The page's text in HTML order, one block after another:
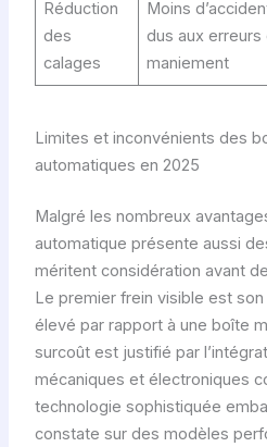
Réduction
des
calages
Moins
dus aux erreurs
maniement
Limites et inconvénients des
automatiques en 2025
Malgré les nombreux
automatique présente aussi
méritent considération avant
Le premier frein visible est son
élevé par rapport à une boîte
surcoût est justifié par
mécaniques et électroniques
technologie sophistiquée
constate sur des modèles